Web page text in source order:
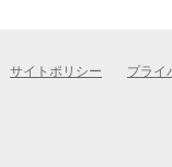
サイトポリシー プライ